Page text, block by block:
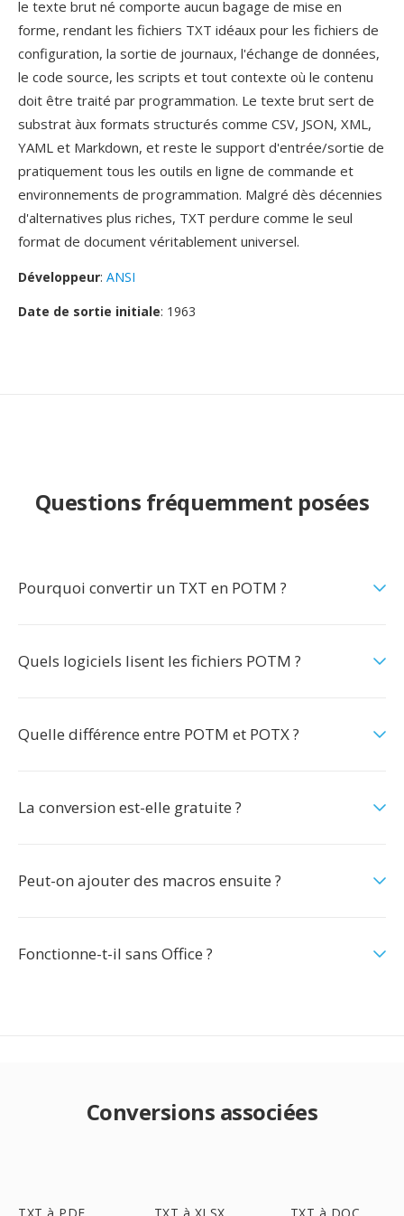
le texte brut né comporte aucun bagage de mise en
forme, rendant les fichiers TXT idéaux pour les fichiers de
configuration, la sortie de journaux, l'échange de données,
le code source, les scripts et tout contexte où le contenu
doit être traité par programmation. Le texte brut sert de
substrat àux formats structurés comme CSV, JSON, XML,
YAML et Markdown, et reste le support d'entrée/sortie de
pratiquement tous les outils en ligne de commande et
environnements de programmation. Malgré dès décennies
d'alternatives plus riches, TXT perdure comme le seul
format de document véritablement universel.
Développeur: ANSI
Date de sortie initiale: 1963
Questions fréquemment posées
Pourquoi convertir un TXT en POTM ?
Quels logiciels lisent les fichiers POTM ?
Quelle différence entre POTM et POTX ?
La conversion est-elle gratuite ?
Peut-on ajouter des macros ensuite ?
Fonctionne-t-il sans Office ?
Conversions associées